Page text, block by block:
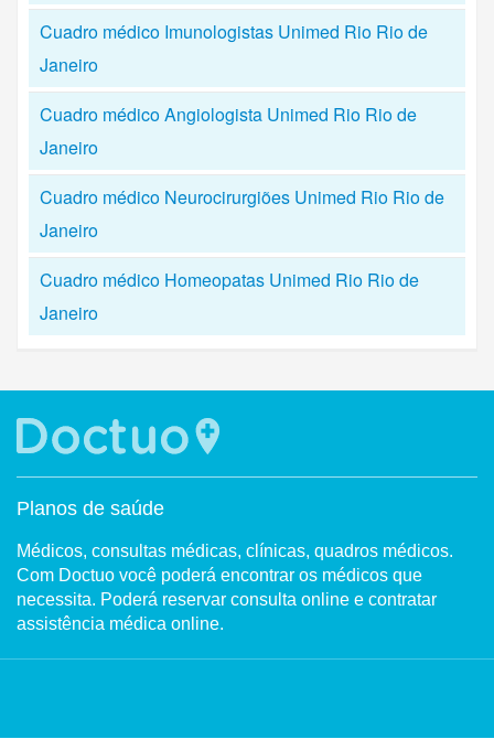
Cuadro médico Imunologistas Unimed Rio Rio de
Janeiro
Cuadro médico Angiologista Unimed Rio Rio de
Janeiro
Cuadro médico Neurocirurgiões Unimed Rio Rio de
Janeiro
Cuadro médico Homeopatas Unimed Rio Rio de
Janeiro
Planos de saúde
Médicos, consultas médicas, clínicas, quadros médicos.
Com Doctuo você poderá encontrar os médicos que
necessita. Poderá reservar consulta online e contratar
assistência médica online.